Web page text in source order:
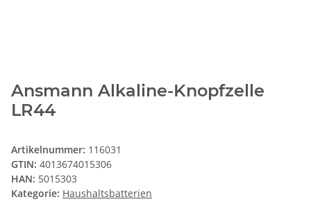
Ansmann Alkaline-Knopfzelle
LR44
Artikelnummer: 116031
GTIN: 4013674015306
HAN: 5015303
Kategorie: Haushaltsbatterien